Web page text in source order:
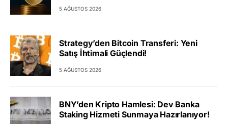
5 AĞUSTOS 2026
Strategy’den Bitcoin Transferi: Yeni
Satış İhtimali Güçlendi!
5 AĞUSTOS 2026
BNY’den Kripto Hamlesi: Dev Banka
Staking Hizmeti Sunmaya Hazırlanıyor!